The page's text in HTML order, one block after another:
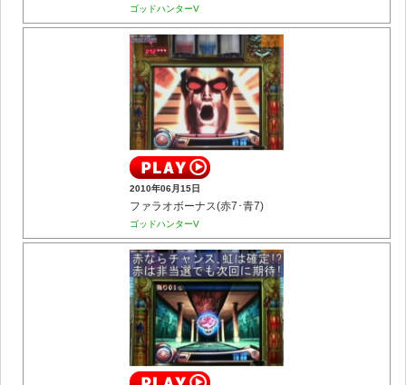
ゴッドハンターV
2010年06月15日
ファラオボーナス(赤7･青7)
ゴッドハンターV